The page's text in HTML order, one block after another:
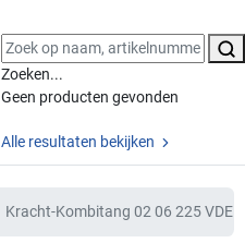
Zoeken...
Geen producten gevonden
Alle resultaten bekijken
Kracht-Kombitang 02 06 225 VDE